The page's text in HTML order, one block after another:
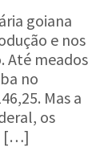
goiana
e nos
Até meados
no
Mas a
os
[…]